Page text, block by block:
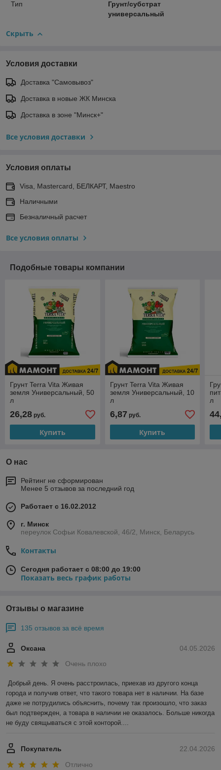
Тип
Грунт/субстрат
универсальный
Скрыть
Условия доставки
Доставка "Самовывоз"
Доставка в новые ЖК Минска
Доставка в зоне "Минск+"
Все условия доставки
Условия оплаты
Visa, Mastercard, БЕЛКАРТ, Maestro
Наличными
Безналичный расчет
Все условия оплаты
Подобные товары компании
Грунт Terra Vita Живая
земля Универсальный, 50
л
26,28 руб.
Купить
Грунт Terra Vita Живая
земля Универсальный, 10
л
6,87 руб.
Купить
л
О нас
Рейтинг не сформирован
Менее 5 отзывов за последний год
Работает с 16.02.2012
г. Минск
переулок Софьи Ковалевской, 46/2, Минск, Беларусь
Контакты
Сегодня работает с 08:00 до 19:00
Показать весь график работы
Отзывы о магазине
135 отзывов за всё время
04.05.2026
Оксана
Очень плохо
Добрый день. Я очень расстроилась, приехав из другого конца
города и получив ответ, что такого товара нет в наличии. На базе
даже не потрудились объяснить, почему так произошло, что заказ
был подтвержден, а товара в наличии не оказалось. Больше никогда
не буду свящываться с этой конторой....
22.04.2026
Покупатель
Отлично